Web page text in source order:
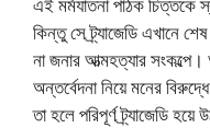
কিন্তু সে ট্র্যাজেডি এখানে
না জনার আত্মহত্যার সংকল্পে।
অন্তর্বেদনা নিয়ে মনের
তা হলে পরিপূর্ণ ট্র্যাজেডি